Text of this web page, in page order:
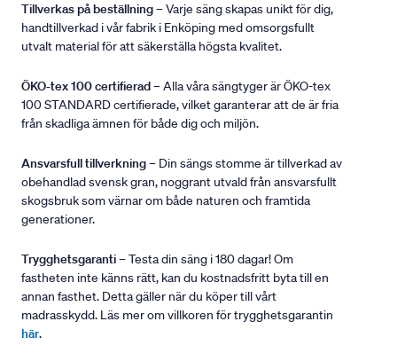
Tillverkas på beställning– Varje säng skapas unikt för dig,
handtillverkad i vår fabrik i Enköping med omsorgsfullt
utvalt material för att säkerställa högsta kvalitet.
ÖKO-tex 100 certifierad– Alla våra sängtyger är ÖKO-tex
100 STANDARD certifierade, vilket garanterar att de är fria
från skadliga ämnen för både dig och miljön.
Ansvarsfull tillverkning– Din sängs stomme är tillverkad av
obehandlad svensk gran, noggrant utvald från ansvarsfullt
skogsbruk som värnar om både naturen och framtida
generationer.
Trygghetsgaranti– Testa din säng i 180 dagar! Om
fastheten inte känns rätt, kan du kostnadsfritt byta till en
annan fasthet. Detta gäller när du köper till vårt
madrasskydd. Läs mer om villkoren för trygghetsgarantin
här.